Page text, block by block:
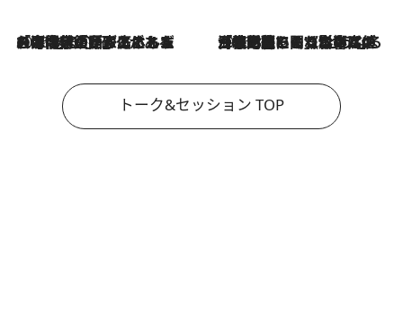
2026.8.3
「今後値上げがあるとすれば…」「リスクがあるのは今年の冬」エネルギー専門家が語る、ホルムズ海峡封鎖が家庭にもたらす“ある心配” 2026.8.3
「住宅建てられない…」「サーチャージ料の高値が続いている」ホルムズ海峡封鎖による影響はいつまで続く？《エネルギー専門家に聞く“どうなる日本の暮らし”》
トーク&セッション TOP